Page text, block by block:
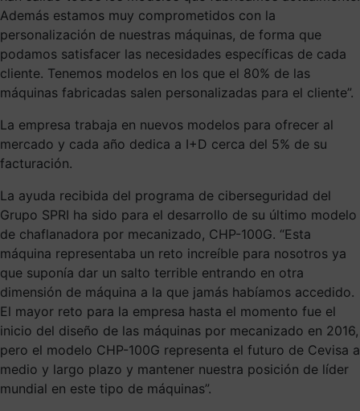
Además estamos muy comprometidos con la
personalización de nuestras máquinas, de forma que
podamos satisfacer las necesidades específicas de cada
cliente. Tenemos modelos en los que el 80% de las
máquinas fabricadas salen personalizadas para el cliente”.
La empresa trabaja en nuevos modelos para ofrecer al
mercado y cada año dedica a I+D cerca del 5% de su
facturación.
La ayuda recibida del programa de ciberseguridad del
Grupo SPRI ha sido para el desarrollo de su último modelo
de chaflanadora por mecanizado, CHP-100G. “Esta
máquina representaba un reto increíble para nosotros ya
que suponía dar un salto terrible entrando en otra
dimensión de máquina a la que jamás habíamos accedido.
El mayor reto para la empresa hasta el momento fue el
inicio del diseño de las máquinas por mecanizado en 2016,
pero el modelo CHP-100G representa el futuro de Cevisa a
medio y largo plazo y mantener nuestra posición de líder
mundial en este tipo de máquinas”.